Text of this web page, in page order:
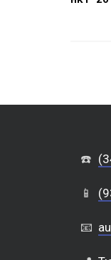
☎️
📱
📧